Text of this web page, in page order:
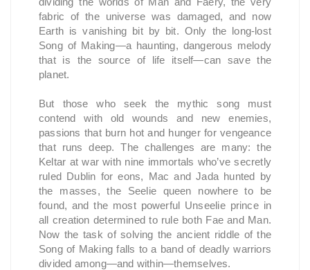
fabric of the universe was damaged, and now
Earth is vanishing bit by bit. Only the long-lost
Song of Making—a haunting, dangerous melody
that is the source of life itself—can save the
planet.
But those who seek the mythic song must
contend with old wounds and new enemies,
passions that burn hot and hunger for vengeance
that runs deep. The challenges are many: the
Keltar at war with nine immortals who’ve secretly
ruled Dublin for eons, Mac and Jada hunted by
the masses, the Seelie queen nowhere to be
found, and the most powerful Unseelie prince in
all creation determined to rule both Fae and Man.
Now the task of solving the ancient riddle of the
Song of Making falls to a band of deadly warriors
divided among—and within—themselves.